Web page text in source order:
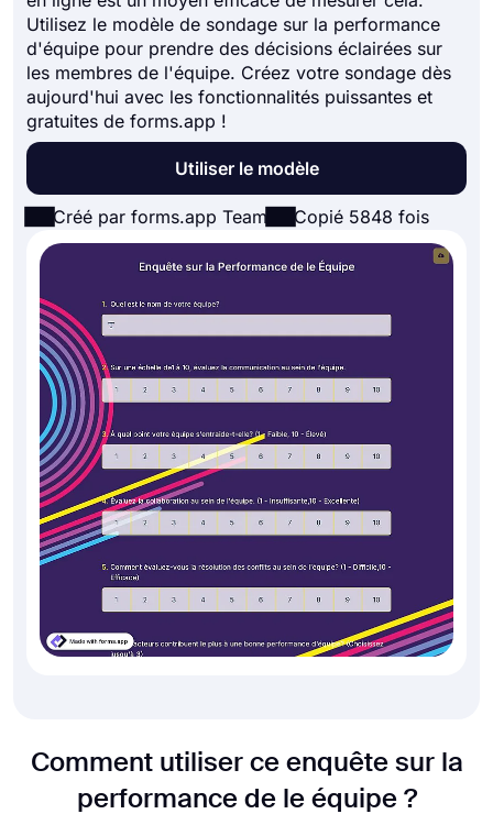
Utilisez le modèle de sondage sur la performance
d'équipe pour prendre des décisions éclairées sur
les membres de l'équipe. Créez votre sondage dès
aujourd'hui avec les fonctionnalités puissantes et
gratuites de forms.app !
Utiliser le modèle
Créé par forms.app Team Copié 5848 fois
Comment utiliser ce enquête sur la
performance de le équipe ?